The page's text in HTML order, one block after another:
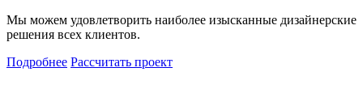
Мы можем удовлетворить наиболее изысканные дизайнерские
решения всех клиентов.
Подробнее Рассчитать проект